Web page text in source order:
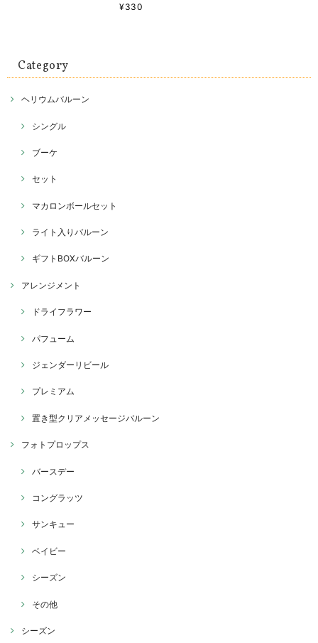
¥330
Category
ヘリウムバルーン
シングル
ブーケ
セット
マカロンボールセット
ライト入りバルーン
ギフトBOXバルーン
アレンジメント
ドライフラワー
パフューム
ジェンダーリビール
プレミアム
置き型クリアメッセージバルーン
フォトプロップス
バースデー
コングラッツ
サンキュー
ベイビー
シーズン
その他
シーズン